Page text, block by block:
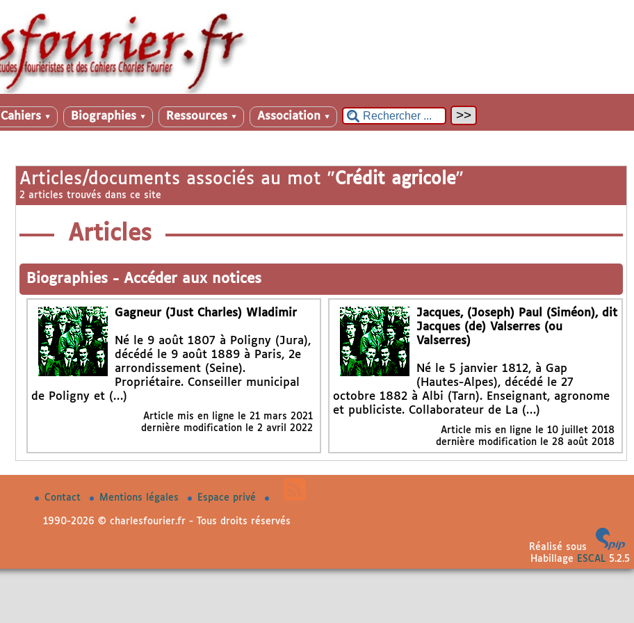
Cahiers ▼ Biographies ▼ Ressources ▼ Association ▼
Articles/documents associés au mot "Crédit agricole"
2 articles trouvés dans ce site
Articles
Biographies - Accéder aux notices
Gagneur (Just Charles) Wladimir
Né le 9 août 1807 à Poligny (Jura),
décédé le 9 août 1889 à Paris, 2e
arrondissement (Seine).
Propriétaire. Conseiller municipal
de Poligny et (…)
Article mis en ligne le 21 mars 2021
dernière modification le 2 avril 2022
Jacques, (Joseph) Paul (Siméon), dit
Jacques (de) Valserres (ou
Valserres)
Né le 5 janvier 1812, à Gap
(Hautes-Alpes), décédé le 27
octobre 1882 à Albi (Tarn). Enseignant, agronome
et publiciste. Collaborateur de La (…)
Article mis en ligne le10 juillet 2018
dernière modification le 28 août 2018
Contact Mentions légales Espace privé
1990-2026 © charlesfourier.fr - Tous droits réservés
Réalisé sous
Habillage
ESCAL5.2.5